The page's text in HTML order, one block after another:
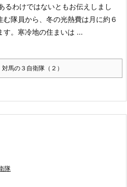
るわけではないともお伝えしまし
隊員から、冬の光熱費は月に約６
す。寒冷地の住まいは ...
対馬の３自衛隊（２）
隊